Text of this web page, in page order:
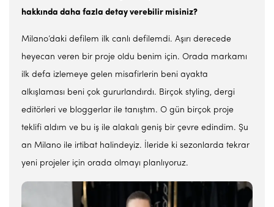
hakkında daha fazla detay verebilir misiniz?
Milano’daki defilem ilk canlı defilemdi. Aşırı derecede
heyecan veren bir proje oldu benim için. Orada markamı
ilk defa izlemeye gelen misafirlerin beni ayakta
alkışlaması beni çok gururlandırdı. Birçok styling, dergi
editörleri ve bloggerlar ile tanıştım. O gün birçok proje
teklifi aldım ve bu iş ile alakalı geniş bir çevre edindim. Şu
an Milano ile irtibat halindeyiz. İleride ki sezonlarda tekrar
yeni projeler için orada olmayı planlıyoruz.